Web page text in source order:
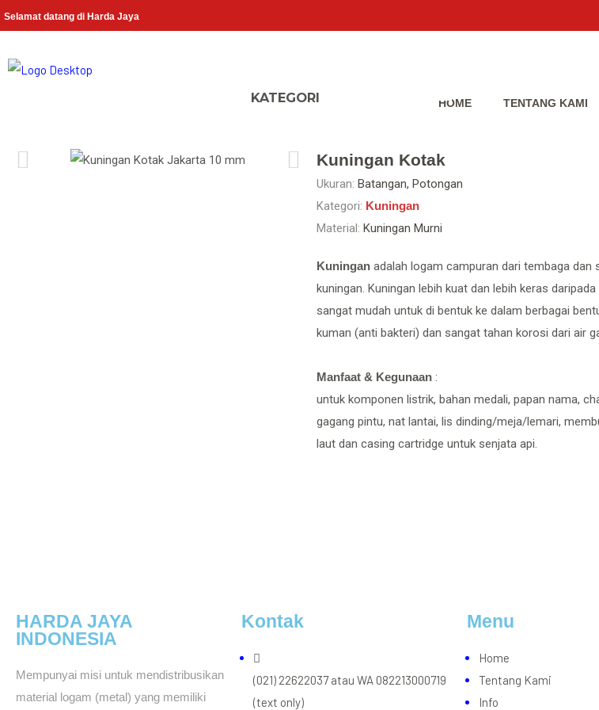
Selamat datang di Harda Jaya
HOME TENTANG KAMI
Kuningan Kotak
Ukuran: Batangan, Potongan
Kategori: Kuningan
Material: Kuningan Murni
Kuninganadalah logam campuran dari tembaga dan
kuningan. Kuningan lebih kuat dan lebih keras
sangat mudah untuk di bentuk ke dalam berbagai
kuman (anti bakteri) dan sangat tahan korosi dari air
Manfaat & Kegunaan:
untuk komponen listrik, bahan medali, papan nama,
gagang pintu, nat lantai, lis dinding/meja/lemari,
laut dan casing cartridge untuk senjata api.
HARDA JAYA
INDONESIA
Mempunyai misi untuk mendistribusikan
material logam (metal) yang memiliki
Kontak
(021) 22622037 atau WA 082213000719
(text only)
Menu
Home
Tentang Kami
Info